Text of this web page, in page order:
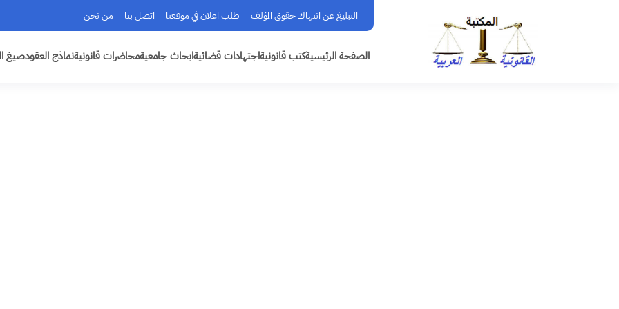
التبليغ عن انتهاك حقوق المؤلف طلب اعلان في موقعنا اتصل بنا من نحن
الصفحة الرئيسيةكتب قانونيةاجتهادات قضائيةابحاث جامعيةمحاضرات قانونيةنماذج العقودصيغ